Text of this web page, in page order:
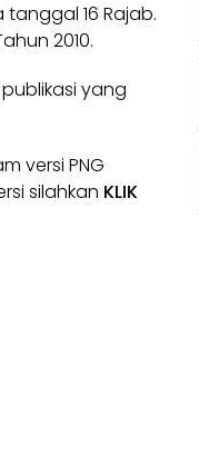
16 Rajab.
2010.
yang
versi PNG
silahkan KLIK